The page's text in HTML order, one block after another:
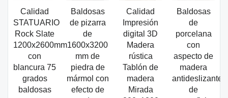
Calidad
STATUARIO
Rock Slate
1200x2600mm
con
blancura 75
grados
baldosas
Baldosas
de pizarra
de
1600x3200
mm de
piedra de
mármol con
efecto de
Calidad
Impresión
digital 3D
Madera
rústica
Tablón de
madera
Mirada
Baldosas
de
porcelana
con
aspecto de
madera
antideslizante
de